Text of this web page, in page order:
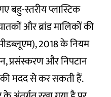
बहु-स्तरीय प्लास्टिक
और ब्रांड मालिकों की
2018 के नियम
प्रसंस्करण और निपटान
की मदद से कर सकती हैं.